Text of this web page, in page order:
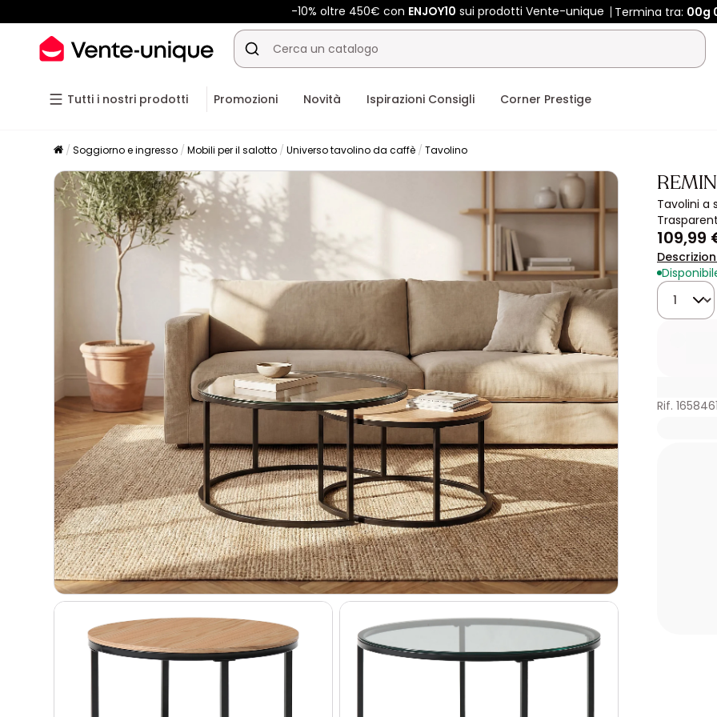
-10% oltre 450€ con ENJOY10 sui prodotti Vente-unique Termina tra: 00g
Tutti i nostri prodotti Promozioni Novità Ispirazioni Consigli Corner Prestige
Soggiorno e ingresso Mobili per il salotto Universo tavolino da caffè Tavolino
Tavolini a
109,99
Quantità
Rif.